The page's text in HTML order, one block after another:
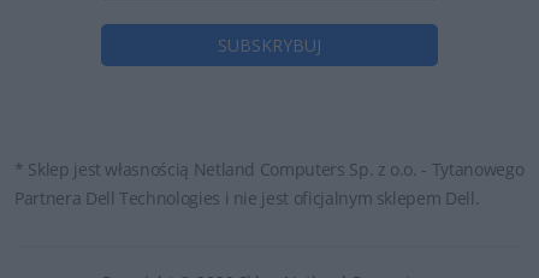
* Sklep jest własnością Netland Computers Sp. z o.o. - Tytanowego
Partnera Dell Technologies i nie jest oficjalnym sklepem Dell.